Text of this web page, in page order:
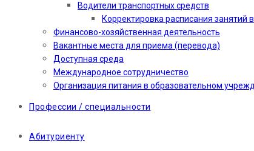
Водители транспортных средств
Корректировка расписания занятий
Финансово-хозяйственная деятельность
Вакантные места для приема (перевода)
Доступная среда
Международное сотрудничество
Организация питания в образовательном
Профессии / специальности
Абитуриенту